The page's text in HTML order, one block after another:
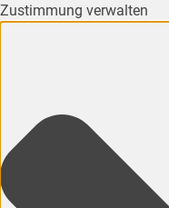
Zustimmung verwalten